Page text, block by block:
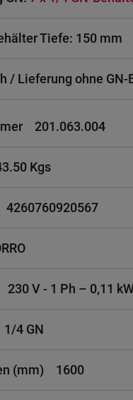
Tiefe: 150 mm
/ Lieferung ohne GN-
201.063.004
Kgs
4260760920567
230 V - 1 Ph – 0,11
1/4 GN
(mm) 1600